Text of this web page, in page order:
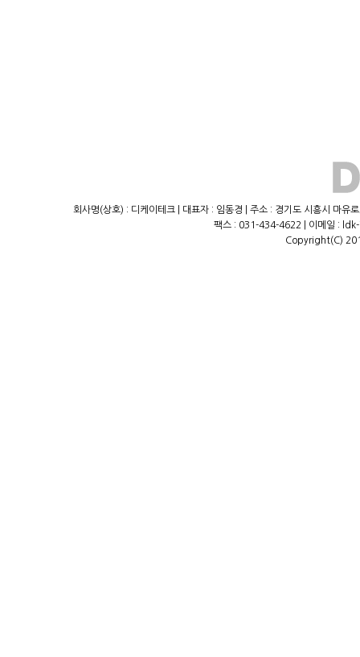
회사명(상호) : 디케이테크 | 대표자 : 임동경 | 주소 : 경기도 시흥시 마
팩스 : 031-434-4622 | 이메일 :
Copyright(C)